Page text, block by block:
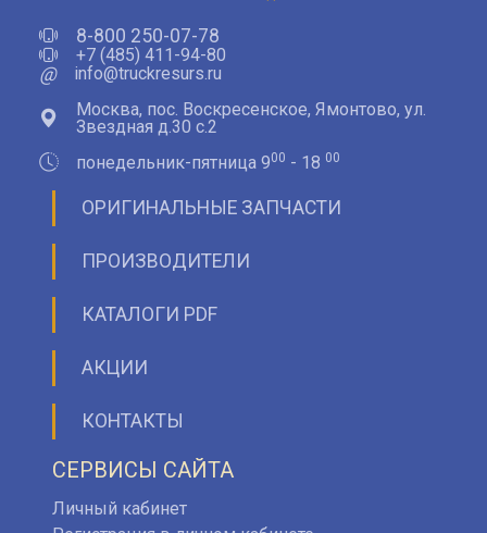
8-800 250-07-78
+7 (485) 411-94-80
@
info@truckresurs.ru
Москва, пос. Воскресенское, Ямонтово, ул.
Звездная д.30 с.2
понедельник-пятница 900 - 18 00
ОРИГИНАЛЬНЫЕ ЗАПЧАСТИ
ПРОИЗВОДИТЕЛИ
КАТАЛОГИ PDF
АКЦИИ
КОНТАКТЫ
СЕРВИСЫ САЙТА
Личный кабинет